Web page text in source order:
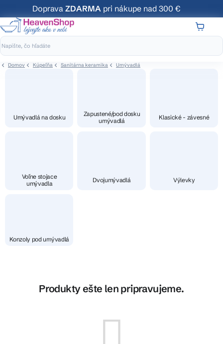
na
obsah
Doprava ZDARMA pri nákupe nad 300 €
Domov Kúpeľňa Sanitárna keramika Umývadlá
Umývadlá na dosku
Zapustené/pod dosku
umývadlá
Klasické - závesné
Voľne stojace
umývadla
Dvojumývadlá Výlevky
Konzoly pod umývadlá
Produkty ešte len pripravujeme.